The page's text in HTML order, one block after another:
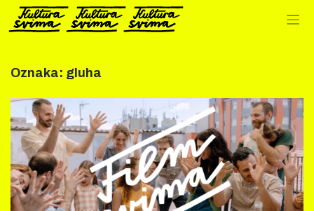
Preskoči
sadržaj
Oznaka: gluha